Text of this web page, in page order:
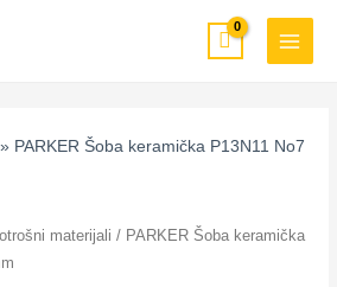
MAIN
» PARKER Šoba keramička P13N11 No7
materijali / PARKER Šoba keramička